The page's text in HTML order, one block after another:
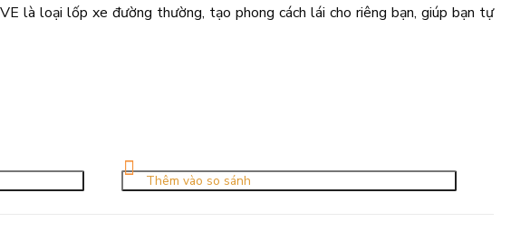
là loại lốp xe đường thường, tạo phong cách lái cho riêng bạn, giúp bạn tự
Thêm vào so sánh